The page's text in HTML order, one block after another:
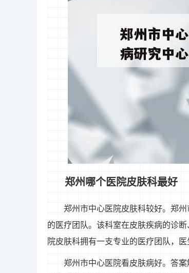
郑州哪个医院皮肤科最好
郑州市中心医院皮肤科较好。郑
的医疗团队。该科室在皮肤疾病的诊
院皮肤科拥有一支专业的医疗团队，
郑州市中心医院看皮肤病好。答